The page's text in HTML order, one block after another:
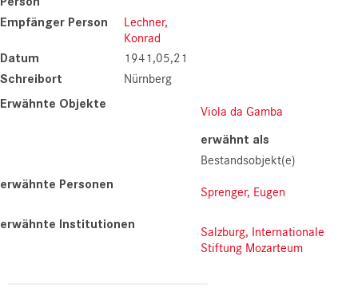
Empfänger Person
Lechner,
Konrad
Datum 1941,05,21
Schreibort Nürnberg
Erwähnte Objekte Viola da Gamba
erwähnt als
Bestandsobjekt(e)
erwähnte Personen Sprenger, Eugen
erwähnte Institutionen
Salzburg, Internationale
Stiftung Mozarteum